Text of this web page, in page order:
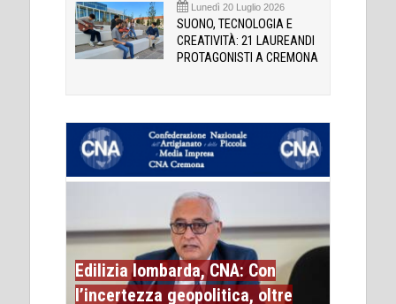
Lunedì 20 Luglio 2026
SUONO, TECNOLOGIA E
CREATIVITÀ: 21 LAUREANDI
PROTAGONISTI A CREMONA
Edilizia lombarda, CNA: Con
l’incertezza geopolitica, oltre